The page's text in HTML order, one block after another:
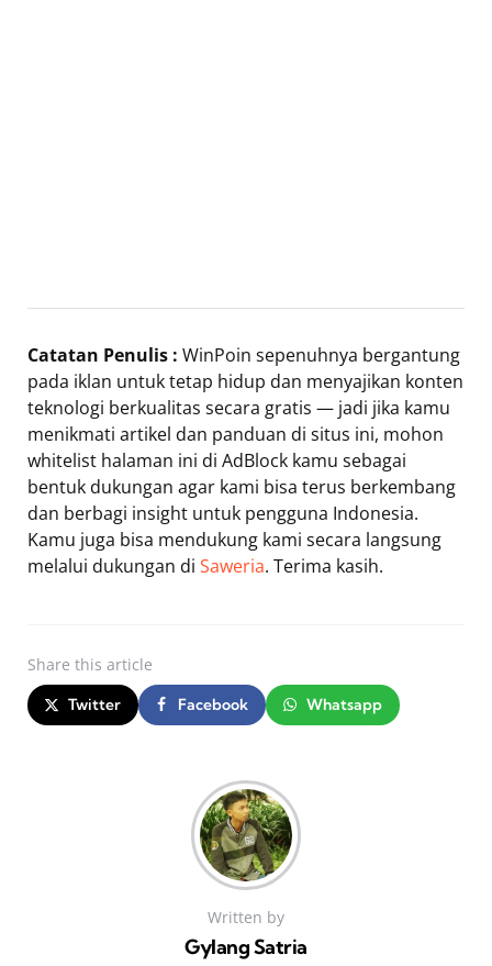
Catatan Penulis : WinPoin sepenuhnya bergantung
pada iklan untuk tetap hidup dan menyajikan konten
teknologi berkualitas secara gratis — jadi jika kamu
menikmati artikel dan panduan di situs ini, mohon
whitelist halaman ini di AdBlock kamu sebagai
bentuk dukungan agar kami bisa terus berkembang
dan berbagi insight untuk pengguna Indonesia.
Kamu juga bisa mendukung kami secara langsung
melalui dukungan di Saweria. Terima kasih.
Share this article
Twitter Facebook Whatsapp
Written by
Gylang Satria